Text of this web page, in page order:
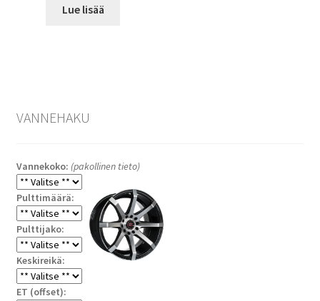
Lue lisää
VANNEHAKU
Vannekoko: (pakollinen tieto)
Pulttimäärä:
Pulttijako:
Keskireikä:
ET (offset):